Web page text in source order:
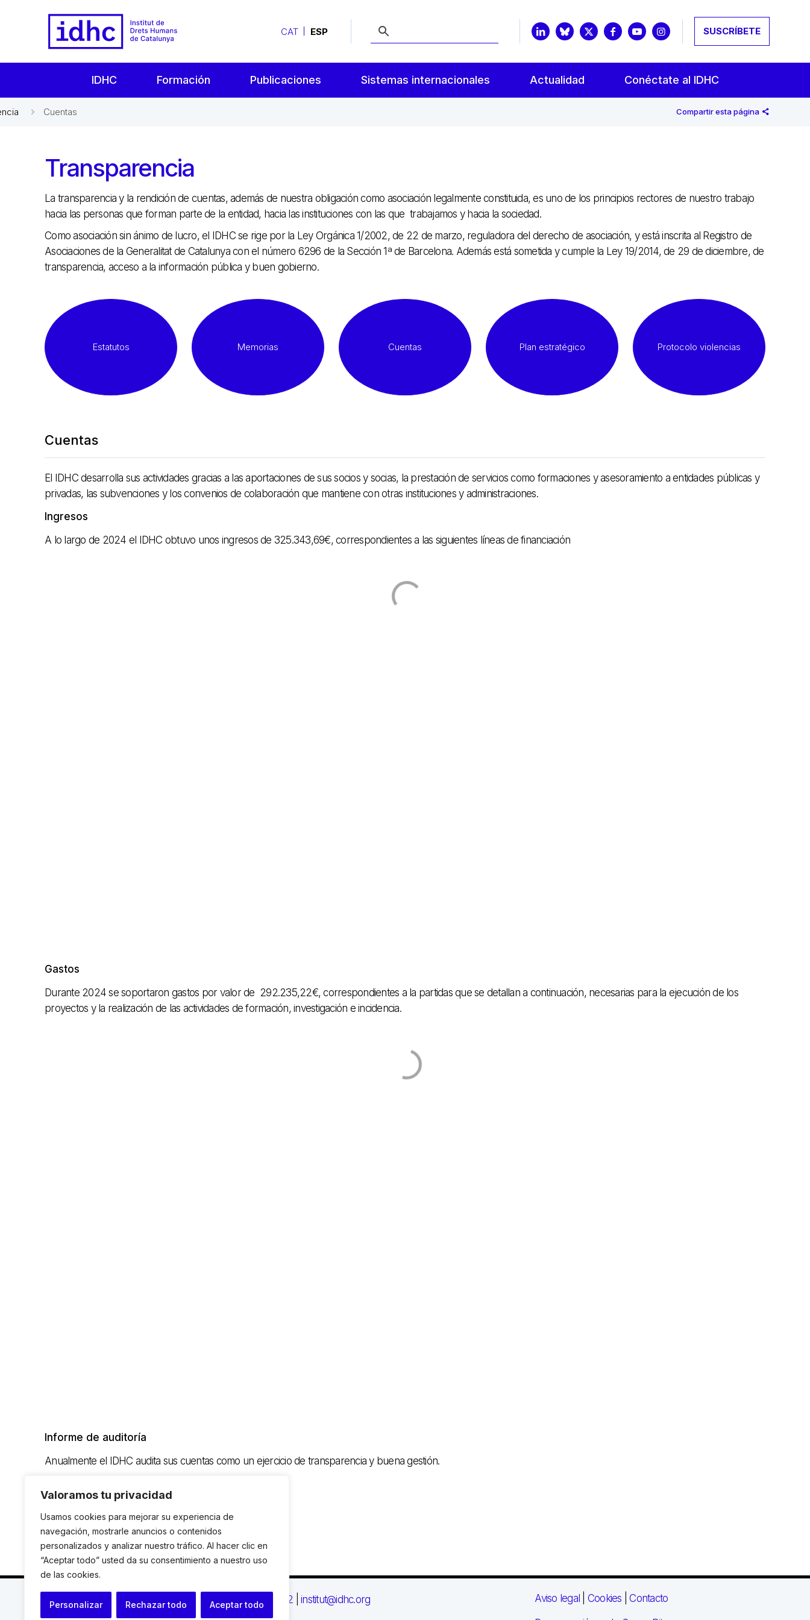
Valoramos tu privacidad
Usamos cookies para mejorar su experiencia de
navegación, mostrarle anuncios o contenidos
personalizados y analizar nuestro tráfico. Al hacer clic en
“Aceptar todo” usted da su consentimiento a nuestro uso
de las cookies.
Personalizar Rechazar todo Aceptar todo
CAT ESP SUSCRÍBETE
IDHC Formación Publicaciones Sistemas internacionales Actualidad Conéctate al IDHC
Cuentas Compartir esta página
Transparencia
La transparencia y la rendición de cuentas, además de nuestra obligación como asociación legalmente constituida, es uno de los principios rectores de nuestro trabajo
hacia las personas que forman parte de la entidad, hacia las instituciones con las que trabajamos y hacia la sociedad.
Como asociación sin ánimo de lucro, el IDHC se rige por la Ley Orgánica 1/2002, de 22 de marzo, reguladora del derecho de asociación, y está inscrita al Registro de
Asociaciones de la Generalitat de Catalunya con el número 6296 de la Sección 1ª de Barcelona. Además está sometida y cumple la Ley 19/2014, de 29 de diciembre, de
transparencia, acceso a la información pública y buen gobierno.
Estatutos Memorias Cuentas Plan estratégico Protocolo violencias
Cuentas
El IDHC desarrolla sus actividades gracias a las aportaciones de sus socios y socias, la prestación de servicios como formaciones y asesoramiento a entidades públicas y
privadas, las subvenciones y los convenios de colaboración que mantiene con otras instituciones y administraciones.
Ingresos
A lo largo de 2024 el IDHC obtuvo unos ingresos de 325.343,69€, correspondientes a las siguientes líneas de financiación
Gastos
Durante 2024 se soportaron gastos por valor de 292.235,22€, correspondientes a la partidas que se detallan a continuación, necesarias para la ejecución de los
proyectos y la realización de las actividades de formación, investigación e incidencia.
Informe de auditoría
Anualmente el IDHC audita sus cuentas como un ejercicio de transparencia y buena gestión.
Descarga el informe de auditoría 2024 (0,5 MB)
C. Avinyó 44, 2n | 08002 Barcelona | T.: +34 93 119 03 72 institut@idhc.org Aviso legal Cookies |Contacto